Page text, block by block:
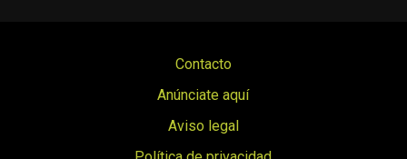
Contacto
Anúnciate aquí
Aviso legal